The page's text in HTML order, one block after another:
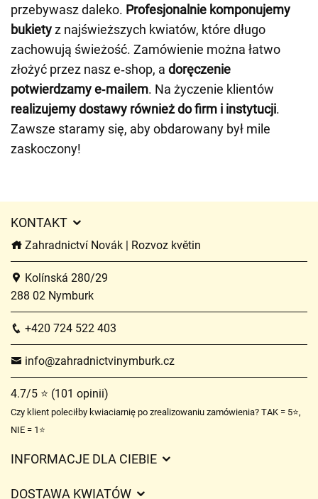
przebywasz daleko. Profesjonalnie komponujemy
bukietyz najświeższych kwiatów, które długo
zachowują świeżość. Zamówienie można łatwo
złożyć przez nasz e‑shop, a doręczenie
potwierdzamy e‑mailem. Na życzenie klientów
realizujemy dostawy również do firm i instytucji.
Zawsze staramy się, aby obdarowany był mile
zaskoczony!
KONTAKT
Zahradnictví Novák | Rozvoz květin
Kolínská 280/29
288 02 Nymburk
+420 724 522 403
info@zahradnictvinymburk.cz
4.7/5 ⭐ (101 opinii)
Czy klient poleciłby kwiaciarnię po zrealizowaniu zamówienia? TAK = 5⭐,
NIE = 1⭐
INFORMACJE DLA CIEBIE
DOSTAWA KWIATÓW